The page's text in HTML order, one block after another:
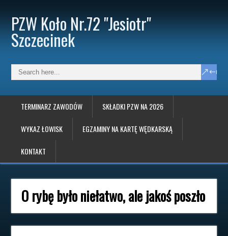
PZW Koło Nr.72 "Jesiotr"
Szczecinek
TERMINARZ ZAWODÓW SKŁADKI PZW NA 2026
WYKAZ ŁOWISK EGZAMINY NA KARTĘ WĘDKARSKĄ
KONTAKT
O rybę było niełatwo, ale jakoś poszło